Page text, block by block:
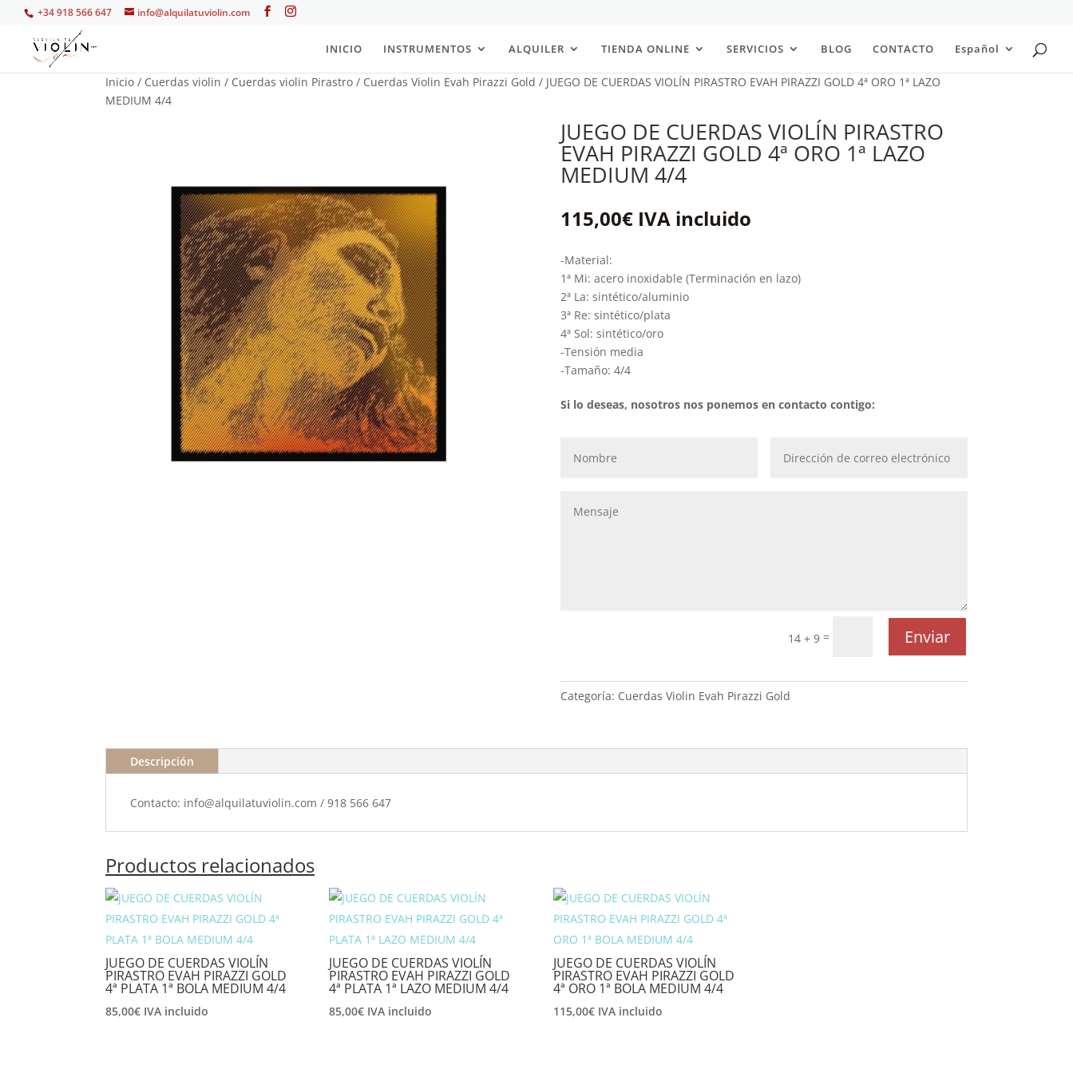
+34 918 566 647 info@alquilatuviolin.com
INICIO INSTRUMENTOS ALQUILER TIENDA ONLINE SERVICIOS BLOG CONTACTO Español
Inicio / Cuerdas violin / Cuerdas violin Pirastro / Cuerdas Violin Evah Pirazzi Gold / JUEGO DE CUERDAS VIOLÍN PIRASTRO EVAH PIRAZZI GOLD 4ª ORO 1ª LAZO
MEDIUM 4/4
JUEGO DE CUERDAS VIOLÍN PIRASTRO
EVAH PIRAZZI GOLD 4ª ORO 1ª LAZO
MEDIUM 4/4
115,00€ IVA incluido
-Material:
1ª Mi: acero inoxidable (Terminación en lazo)
2ª La: sintético/aluminio
3ª Re: sintético/plata
4ª Sol: sintético/oro
-Tensión media
-Tamaño: 4/4
Si lo deseas, nosotros nos ponemos en contacto contigo:
14 + 9= Enviar
Categoría: Cuerdas Violin Evah Pirazzi Gold
Descripción
Contacto: info@alquilatuviolin.com / 918 566 647
Productos relacionados
JUEGO DE CUERDAS VIOLÍN
PIRASTRO EVAH PIRAZZI GOLD
4ª PLATA 1ª BOLA MEDIUM 4/4
85,00€ IVA incluido
JUEGO DE CUERDAS VIOLÍN
PIRASTRO EVAH PIRAZZI GOLD
4ª PLATA 1ª LAZO MEDIUM 4/4
85,00€ IVA incluido
JUEGO DE CUERDAS VIOLÍN
PIRASTRO EVAH PIRAZZI GOLD
4ª ORO 1ª BOLA MEDIUM 4/4
115,00€ IVA incluido